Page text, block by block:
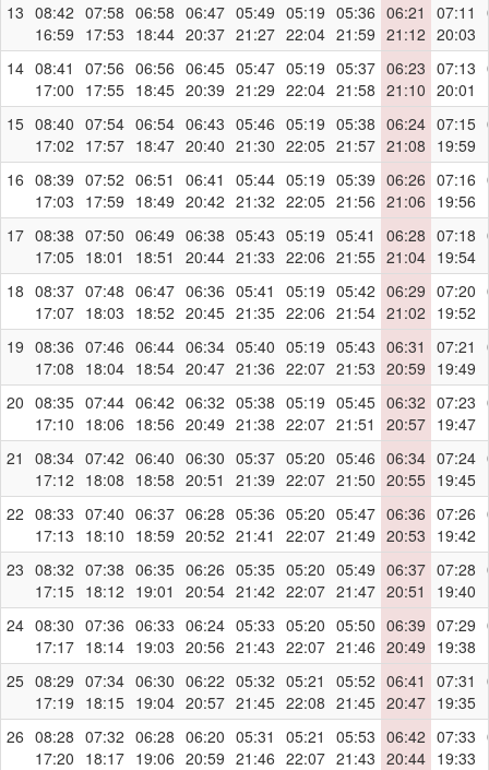
13 08:42
16:59
07:58
17:53
06:58
18:44
06:47
20:37
05:49
21:27
05:19
22:04
05:36
21:59
06:21
21:12
07:11
20:03
14 08:41
17:00
07:56
17:55
06:56
18:45
06:45
20:39
05:47
21:29
05:19
22:04
05:37
21:58
06:23
21:10
07:13
20:01
15 08:40
17:02
07:54
17:57
06:54
18:47
06:43
20:40
05:46
21:30
05:19
22:05
05:38
21:57
06:24
21:08
07:15
19:59
16 08:39
17:03
07:52
17:59
06:51
18:49
06:41
20:42
05:44
21:32
05:19
22:05
05:39
21:56
06:26
21:06
07:16
19:56
17 08:38
17:05
07:50
18:01
06:49
18:51
06:38
20:44
05:43
21:33
05:19
22:06
05:41
21:55
06:28
21:04
07:18
19:54
18 08:37
17:07
07:48
18:03
06:47
18:52
06:36
20:45
05:41
21:35
05:19
22:06
05:42
21:54
06:29
21:02
07:20
19:52
19 08:36
17:08
07:46
18:04
06:44
18:54
06:34
20:47
05:40
21:36
05:19
22:07
05:43
21:53
06:31
20:59
07:21
19:49
20 08:35
17:10
07:44
18:06
06:42
18:56
06:32
20:49
05:38
21:38
05:19
22:07
05:45
21:51
06:32
20:57
07:23
19:47
21
08:34
17:12
07:42
18:08
06:40
18:58
06:30
20:51
05:37
21:39
05:20
22:07
05:46
21:50
06:34
20:55
07:24
19:45
22 08:33
17:13
07:40
18:10
06:37
18:59
06:28
20:52
05:36
21:41
05:20
22:07
05:47
21:49
06:36
20:53
07:26
19:42
23 08:32
17:15
07:38
18:12
06:35
19:01
06:26
20:54
05:35
21:42
05:20
22:07
05:49
21:47
06:37
20:51
07:28
19:40
24 08:30
17:17
07:36
18:14
06:33
19:03
06:24
20:56
05:33
21:43
05:20
22:07
05:50
21:46
06:39
20:49
07:29
19:38
25 08:29
17:19
07:34
18:15
06:30
19:04
06:22
20:57
05:32
21:45
05:21
22:08
05:52
21:45
06:41
20:47
07:31
19:35
26 08:28
17:20
07:32
18:17
06:28
19:06
06:20
20:59
05:31
21:46
05:21
22:07
05:53
21:43
06:42
20:44
07:33
19:33